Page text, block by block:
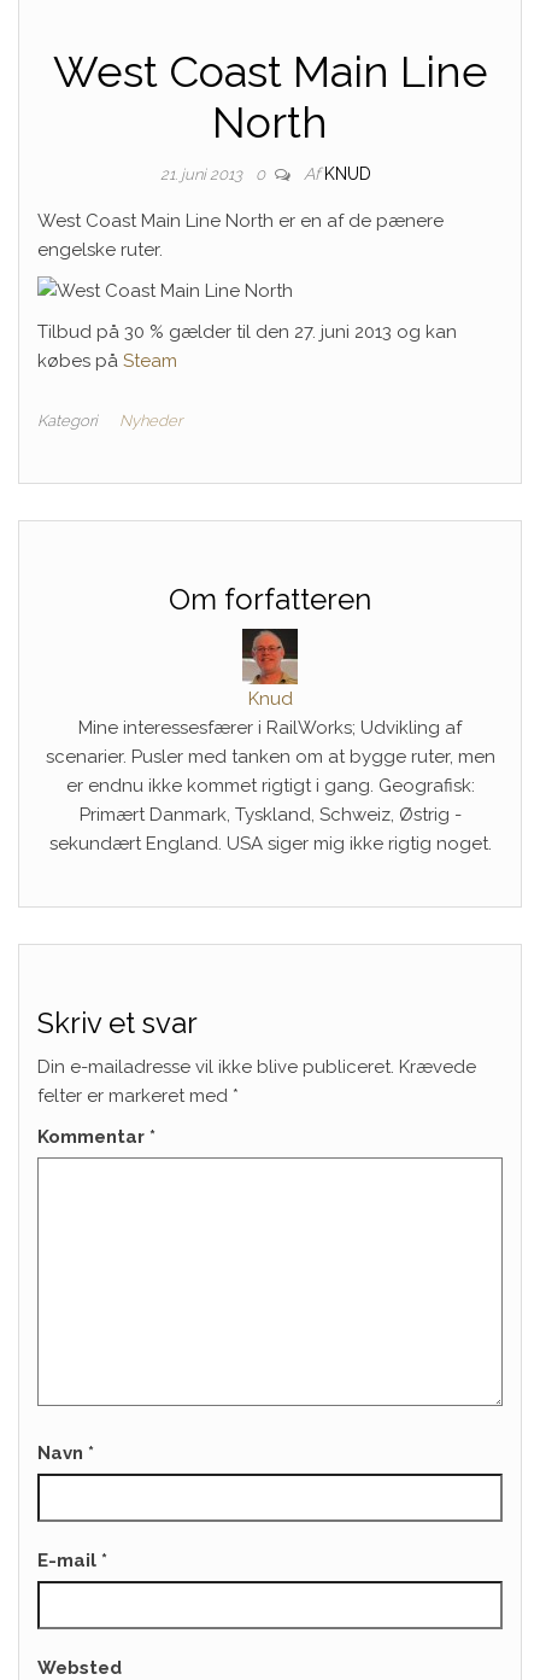
West Coast Main Line
North
21. juni 2013 0 Af KNUD
West Coast Main Line North er en af de pænere
engelske ruter.
Tilbud på 30 % gælder til den 27. juni 2013 og kan
købes på Steam
Kategori Nyheder
Om forfatteren
Knud
Mine interessesfærer i RailWorks; Udvikling af
scenarier. Pusler med tanken om at bygge ruter, men
er endnu ikke kommet rigtigt i gang. Geografisk:
Primært Danmark, Tyskland, Schweiz, Østrig -
sekundært England. USA siger mig ikke rigtig noget.
Skriv et svar
Din e-mailadresse vil ikke blive publiceret. Krævede
felter er markeret med *
Kommentar *
Navn *
E-mail *
Websted